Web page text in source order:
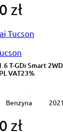
Podgrz.f
zł
stref klima K.cof
T-GDi Smart
VAT23%
Benzyna 2021
zł